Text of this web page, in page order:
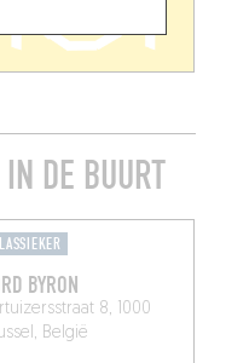
DE BUURT
BYRON
8, 1000
België